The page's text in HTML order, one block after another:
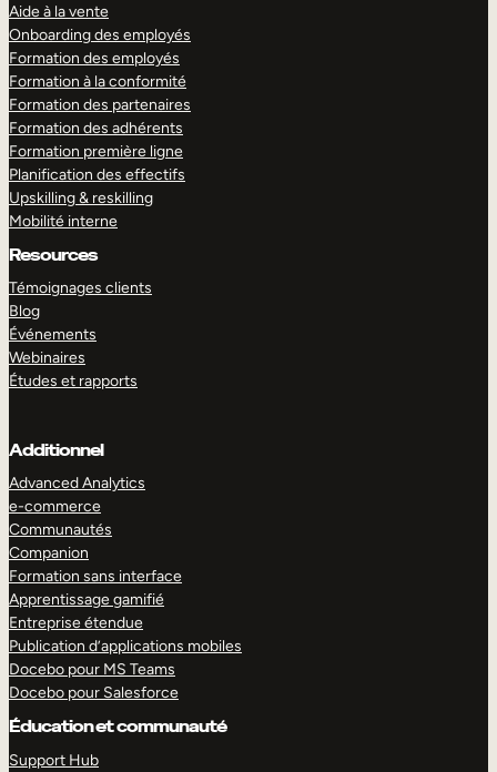
Aide à la vente
Onboarding des employés
Formation des employés
Formation à la conformité
Formation des partenaires
Formation des adhérents
Formation première ligne
Planification des effectifs
Upskilling & reskilling
Mobilité interne
Resources
Témoignages clients
Blog
Événements
Webinaires
Études et rapports
Additionnel
Advanced Analytics
e-commerce
Communautés
Companion
Formation sans interface
Apprentissage gamifié
Entreprise étendue
Publication d’applications mobiles
Docebo pour MS Teams
Docebo pour Salesforce
Éducation et communauté
Support Hub